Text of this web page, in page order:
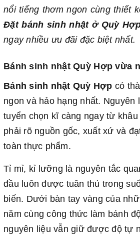
nổi tiếng thơm ngon cùng thiết
Đặt bánh sinh nhật ở Quỳ
ngay nhiều ưu đãi đặc biệt nhất.
Bánh sinh nhật Quỳ Hợp vừa
Bánh sinh nhật Quỳ Hợp có
ngon và hảo hạng nhất.
tuyển chọn kĩ càng ngay từ
phải rõ nguồn gốc, xuất xứ và
toàn thực phẩm.
Tỉ mỉ, kỉ lưỡng là nguyên tắc
đầu luôn được tuân thủ trong
biến. Dưới bàn tay vàng của
năm cùng công thức làm bánh
nguyên liệu vẫn giữ được độ tự